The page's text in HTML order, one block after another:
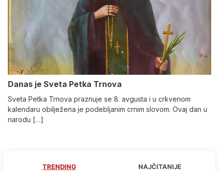
Danas je Sveta Petka Trnova
Sveta Petka Trnova praznuje se 8. avgusta i u crkvenom
kalendaru obilježena je podebljanim crnim slovom. Ovaj dan u
narodu […]
TRENDING NAJČITANIJE